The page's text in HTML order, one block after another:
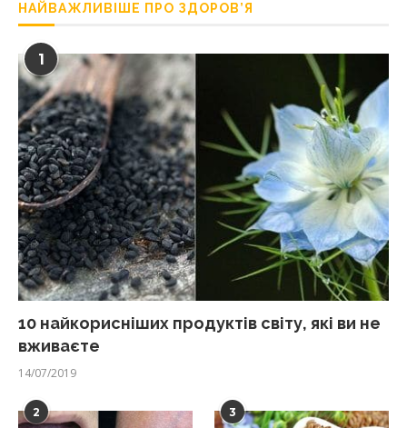
НАЙВАЖЛИВІШЕ ПРО ЗДОРОВ’Я
1
10 найкорисніших продуктів світу, які ви не
вживаєте
14/07/2019
2 3